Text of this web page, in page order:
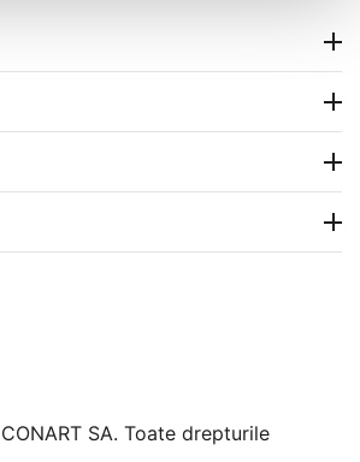
SA. Toate drepturile